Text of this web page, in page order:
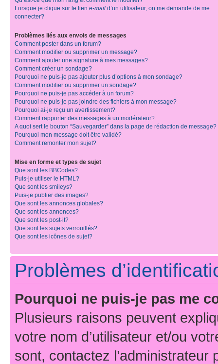
Lorsque je clique sur le lien e-mail d’un utilisateur, on me demande de me
connecter?
Problèmes liés aux envois de messages
Comment poster dans un forum?
Comment modifier ou supprimer un message?
Comment ajouter une signature à mes messages?
Comment créer un sondage?
Pourquoi ne puis-je pas ajouter plus d’options à mon sondage?
Comment modifier ou supprimer un sondage?
Pourquoi ne puis-je pas accéder à un forum?
Pourquoi ne puis-je pas joindre des fichiers à mon message?
Pourquoi ai-je reçu un avertissement?
Comment rapporter des messages à un modérateur?
A quoi sert le bouton “Sauvegarder” dans la page de rédaction de message?
Pourquoi mon message doit être validé?
Comment remonter mon sujet?
Mise en forme et types de sujet
Que sont les BBCodes?
Puis-je utiliser le HTML?
Que sont les smileys?
Puis-je publier des images?
Que sont les annonces globales?
Que sont les annonces?
Que sont les post-it?
Que sont les sujets verrouillés?
Que sont les icônes de sujet?
Problèmes
Pourquoi ne puis-je pas me
Plusieurs raisons peuvent
votre nom d’utilisateur et/ou
sont, contactez l’administrateur